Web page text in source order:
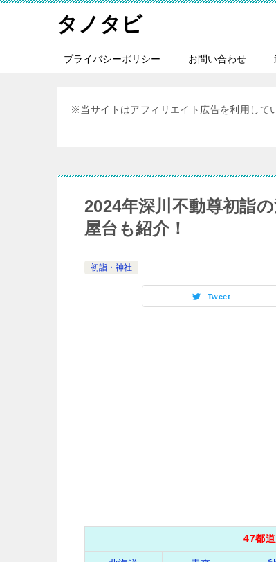
タノタビ
プライバシーポリシー お問い合わせ
※当サイトはアフィリエイト広告を利用して
2024年深川不動尊初詣
屋台も紹介！
初詣・神社
Tweet
47都